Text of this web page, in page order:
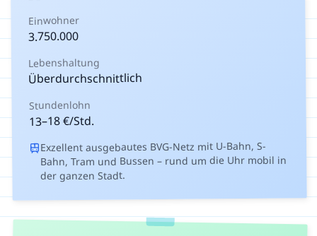
Einwohner
3.750.000
Lebenshaltung
Überdurchschnittlich
Stundenlohn
13–18€/Std.
Exzellent ausgebautes BVG-Netz mit U-Bahn, S-
Bahn, Tram und Bussen – rund um die Uhr mobil in
der ganzen Stadt.